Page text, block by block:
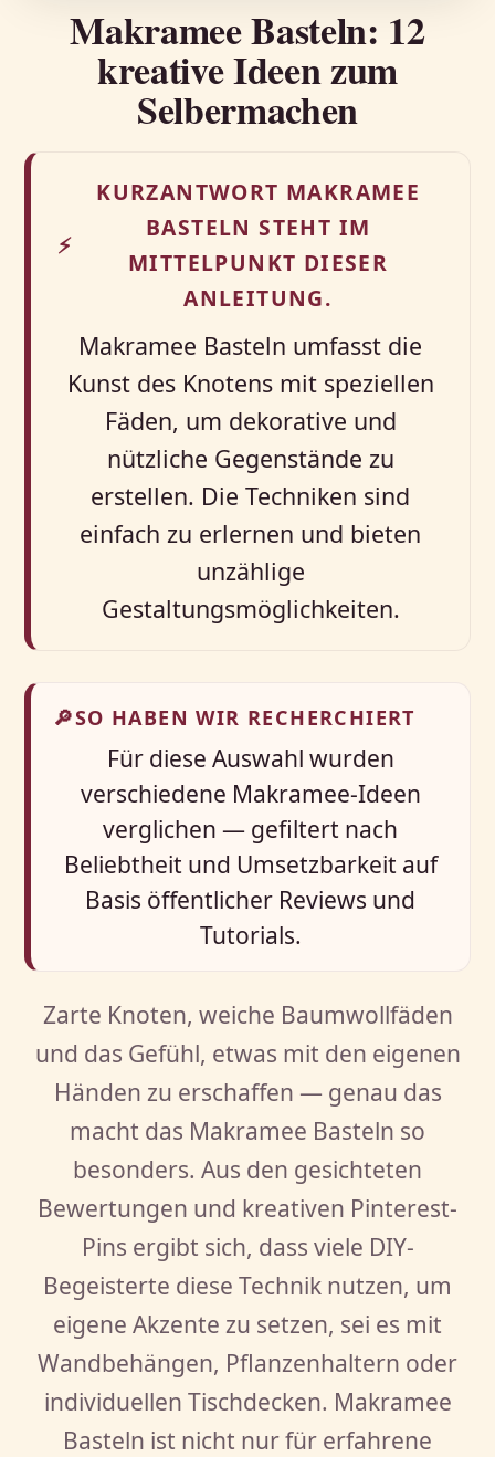
Makramee Basteln: 12
kreative Ideen zum
Selbermachen
⚡
KURZANTWORT MAKRAMEE
BASTELN STEHT IM
MITTELPUNKT DIESER
ANLEITUNG.
Makramee Basteln umfasst die
Kunst des Knotens mit speziellen
Fäden, um dekorative und
nützliche Gegenstände zu
erstellen. Die Techniken sind
einfach zu erlernen und bieten
unzählige
Gestaltungsmöglichkeiten.
🔎SO HABEN WIR RECHERCHIERT
Für diese Auswahl wurden
verschiedene Makramee-Ideen
verglichen — gefiltert nach
Beliebtheit und Umsetzbarkeit auf
Basis öffentlicher Reviews und
Tutorials.
Zarte Knoten, weiche Baumwollfäden
und das Gefühl, etwas mit den eigenen
Händen zu erschaffen — genau das
macht das Makramee Basteln so
besonders. Aus den gesichteten
Bewertungen und kreativen Pinterest-
Pins ergibt sich, dass viele DIY-
Begeisterte diese Technik nutzen, um
eigene Akzente zu setzen, sei es mit
Wandbehängen, Pflanzenhaltern oder
individuellen Tischdecken. Makramee
Basteln ist nicht nur für erfahrene